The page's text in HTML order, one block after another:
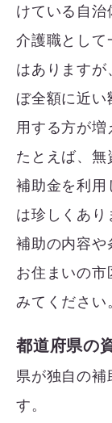
けている自治
介護職として
はあります
ぼ全額に近い
用する方が増
たとえば、
補助金を利用
は珍しくあり
補助の内容や
お住まいの
みてください
都道府県の
県が独自の補
す。